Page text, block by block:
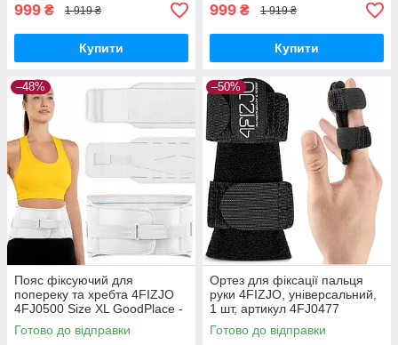
999 ₴ 1 919 ₴
Купити
999 ₴ 1 919 ₴
Купити
–48%
Пояс фіксуючий для
попереку та хребта 4FIZJO
4FJ0500 Size XL GoodPlace -
worry-free-shopping-
Готово до відправки
–50%
Ортез для фіксації пальця
руки 4FIZJO, універсальний,
1 шт, артикул 4FJ0477
GoodPlace -worry-free-
shopping-
Готово до відправки